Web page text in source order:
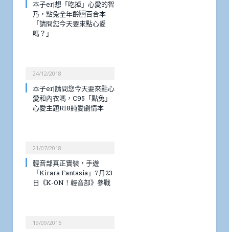
本子er|想「吃掉」心愛的智
乃，點兔全年齡百合本
「請問您今天要來點心愛
嗎？」
24/12/2018
本子er|請問您今天要來點心
愛和內衣嗎，C95「點兔」
心愛主題R18純愛劇情本
21/07/2018
輕音部真正實裝，手遊
「Kirara Fantasia」7月23
日《K-ON！輕音部》參戰
19/09/2016